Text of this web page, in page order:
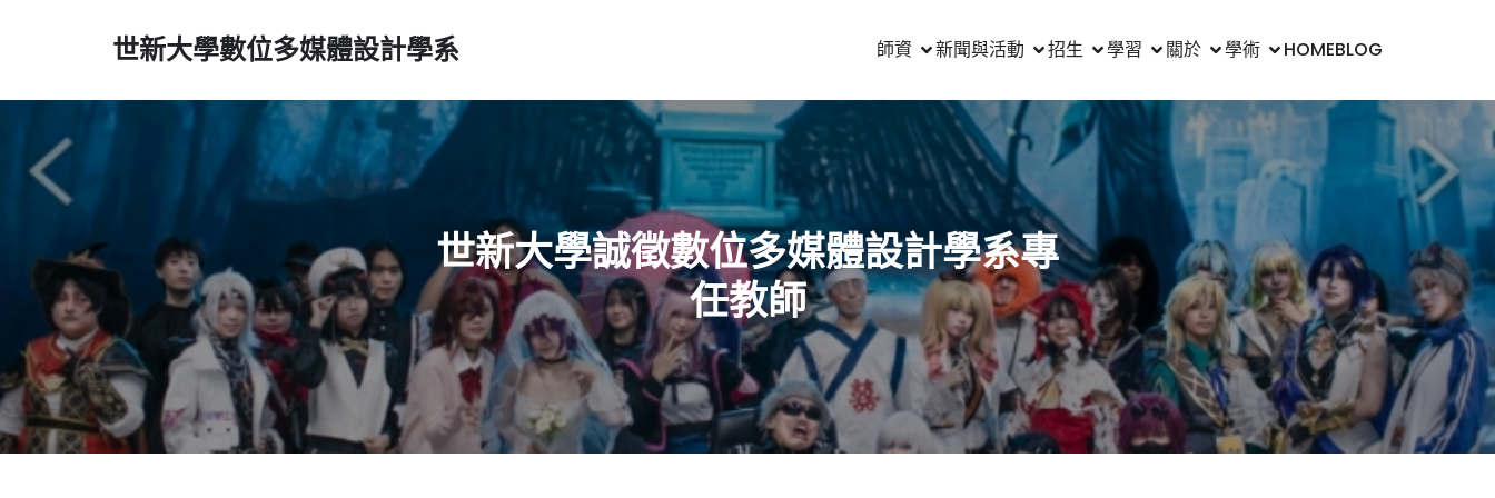
世新大學數位多媒體設計學系 師資 新聞與活動 招生 學習 關於 學術 HOMEBLOG
世新大學誠徵數位多媒體設計學系專
任教師